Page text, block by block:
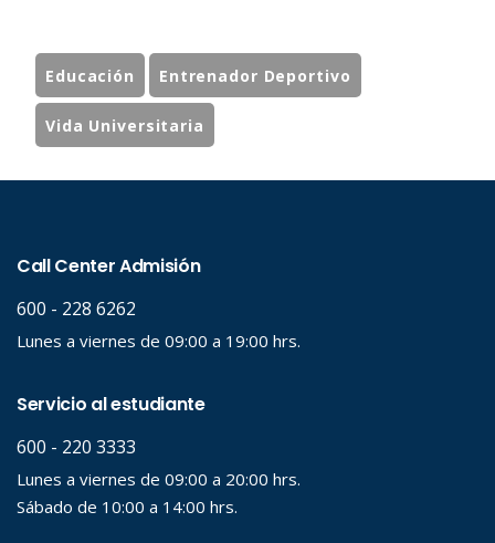
Educación Entrenador Deportivo
Vida Universitaria